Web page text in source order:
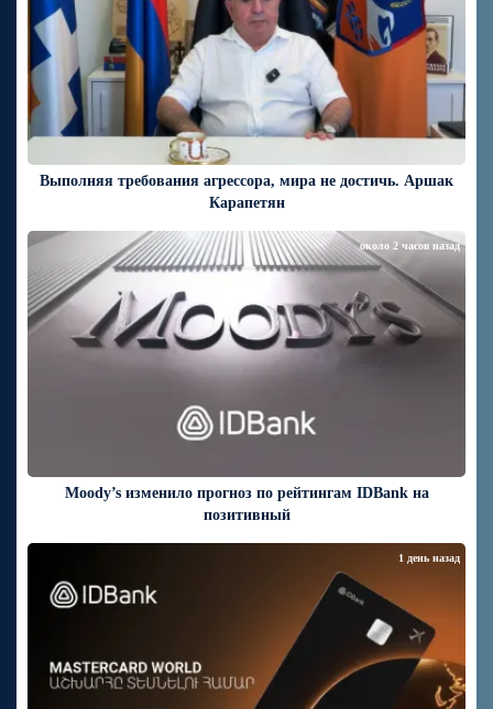
Выполняя требования агрессора, мира не достичь. Аршак
Карапетян
Moody’s изменило прогноз по рейтингам IDBank на
позитивный
около 2 часов назад
1 день назад